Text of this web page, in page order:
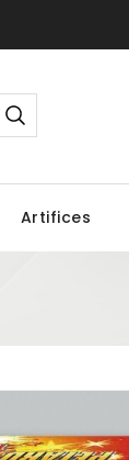
Artifices